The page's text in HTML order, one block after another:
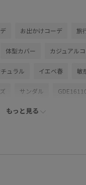
お出かけコーデ 旅
体型カバー カジュアル
ュラル イエベ春 敏
サンダル
RP26SS
もっと見る